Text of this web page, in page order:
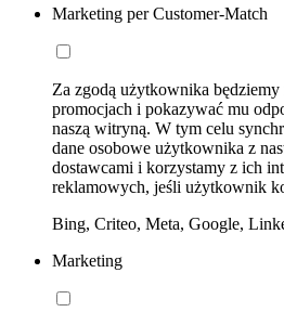
Marketing per Customer-Match
Za zgodą użytkownika
promocjach i pokazywać mu
naszą witryną. W tym celu
dane osobowe użytkownika z
dostawcami i korzystamy z ich
reklamowych, jeśli użytkownik
Bing, Criteo, Meta, Google,
Marketing